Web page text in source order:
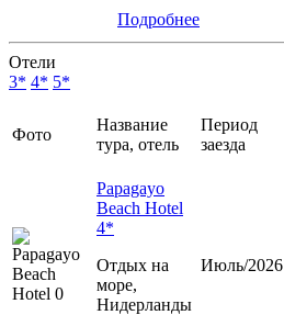
Подробнее
Отели
3* 4* 5*
Фото
Название
тура, отель
Период
заезда
Papagayo
Beach Hotel
4*
Отдых на
море,
Нидерланды
Июль/2026